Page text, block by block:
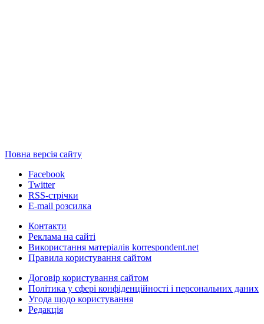
Повна версія сайту
Facebook
Twitter
RSS-стрічки
E-mail розсилка
Контакти
Реклама на сайті
Використання матеріалів korrespondent.net
Правила користування сайтом
Договір користування сайтом
Політика у сфері конфіденційності і персональних даних
Угода щодо користування
Редакція